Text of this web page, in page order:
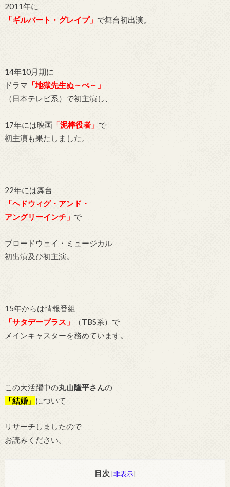
2011年に
「ギルバート・グレイプ」 で舞台初出演。
14年10月期に
ドラマ 「地獄先生ぬ～べ～」
（日本テレビ系）で初主演し、
17年には映画「泥棒役者」 で
初主演も果たしました。
22年には舞台
「ヘドウィグ・アンド・
アングリーインチ」 で
ブロードウェイ・ミュージカル
初出演及び初主演。
15年からは情報番組
「サタデープラス」
（TBS系）で
メインキャスターを務めています。
この大活躍中の丸山隆平さんの
「結婚」 について
リサーチしましたので
お読みください。
目次 [非表示]